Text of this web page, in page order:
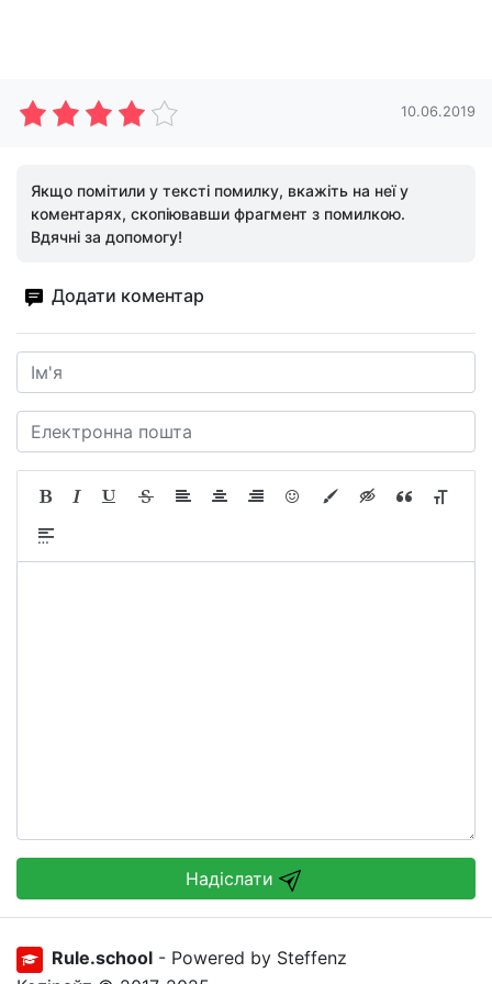
10.06.2019
Якщо помітили у тексті помилку, вкажіть на неї у
коментарях, скопіювавши фрагмент з помилкою.
Вдячні за допомогу!
Додати коментар
Надіслати
Rule.school - Powered by Steffenz